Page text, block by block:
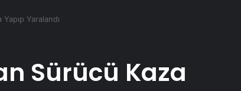
Yaralandı
Sürücü Kaza